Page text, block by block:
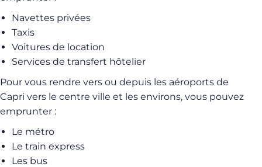
Navettes privées
Taxis
Voitures de location
Services de transfert hôtelier
Pour vous rendre vers ou depuis les aéroports de
Capri vers le centre ville et les environs, vous pouvez
emprunter :
Le métro
Le train express
Les bus